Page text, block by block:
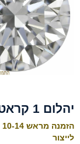
יהלום 1 קראט
לייצור